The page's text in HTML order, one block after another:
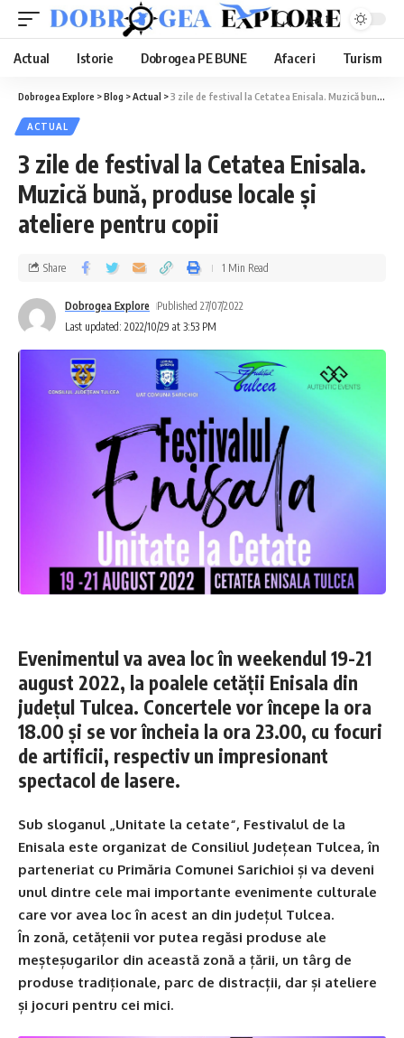
Aa
Actual Istorie Dobrogea PE BUNE Afaceri Turism
Dobrogea Explore >Blog >Actual >3 zile de festival la Cetatea Enisala. Muzică bună, produse locale și ateliere pentru copii
ACTUAL
3 zile de festival la Cetatea Enisala.
Muzică bună, produse locale și
ateliere pentru copii
Last updated: 2022/10/29 at 3:53 PM
Dobrogea Explore Published 27/07/2022
Share 1 Min Read
Evenimentul va avea loc în weekendul 19-21
august 2022, la poalele cetății Enisala din
județul Tulcea. Concertele vor începe la ora
18.00 și se vor încheia la ora 23.00, cu focuri
de artificii, respectiv un impresionant
spectacol de lasere.
Sub sloganul „Unitate la cetate“, Festivalul de la
Enisala este organizat de Consiliul Județean Tulcea, în
parteneriat cu Primăria Comunei Sarichioi și va deveni
unul dintre cele mai importante evenimente culturale
care vor avea loc în acest an din județul Tulcea.
În zonă, cetățenii vor putea regăsi produse ale
meșteșugarilor din această zonă a țării, un târg de
produse tradiționale, parc de distracții, dar și ateliere
și jocuri pentru cei mici.